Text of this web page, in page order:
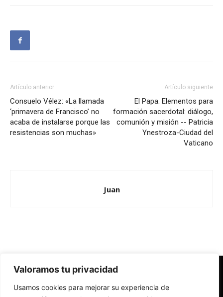
Valoramos tu privacidad
Usamos cookies para mejorar su experiencia de
Artículo anterior
Consuelo Vélez: «La llamada
‘primavera de Francisco’ no
acaba de instalarse porque las
resistencias son muchas»
Artículo siguiente
El Papa. Elementos para
formación sacerdotal: diálogo,
comunión y misión -- Patricia
Ynestroza-Ciudad del
Vaticano
Juan
Redes Cristianas
Una mirada alternativa sobre la Iglesia católica y la sociedad